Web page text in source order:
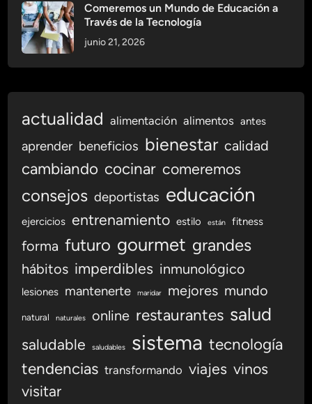
Comeremos un Mundo de Educación a
Través de la Tecnología
junio 21, 2026
actualidad alimentación alimentos antes
aprender beneficios bienestar calidad
cambiando cocinar comeremos
consejos deportistas educación
ejercicios entrenamiento estilo están fitness
forma futuro gourmet grandes
hábitos imperdibles inmunológico
lesiones mantenerte maridar mejores mundo
natural naturales online restaurantes salud
saludable saludables sistema tecnología
tendencias transformando viajes vinos
visitar